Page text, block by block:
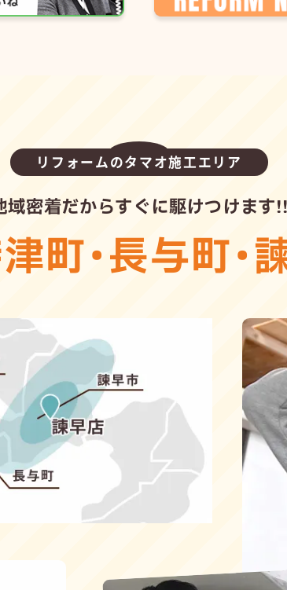
リフォームのタマオ施工エリア
域密着だからすぐに駆けつけます!!
町・長与町・